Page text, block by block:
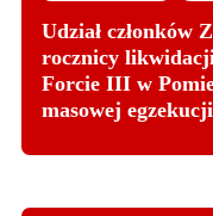
Udział członków
rocznicy likwidacji
Forcie III w
masowej egzekucji